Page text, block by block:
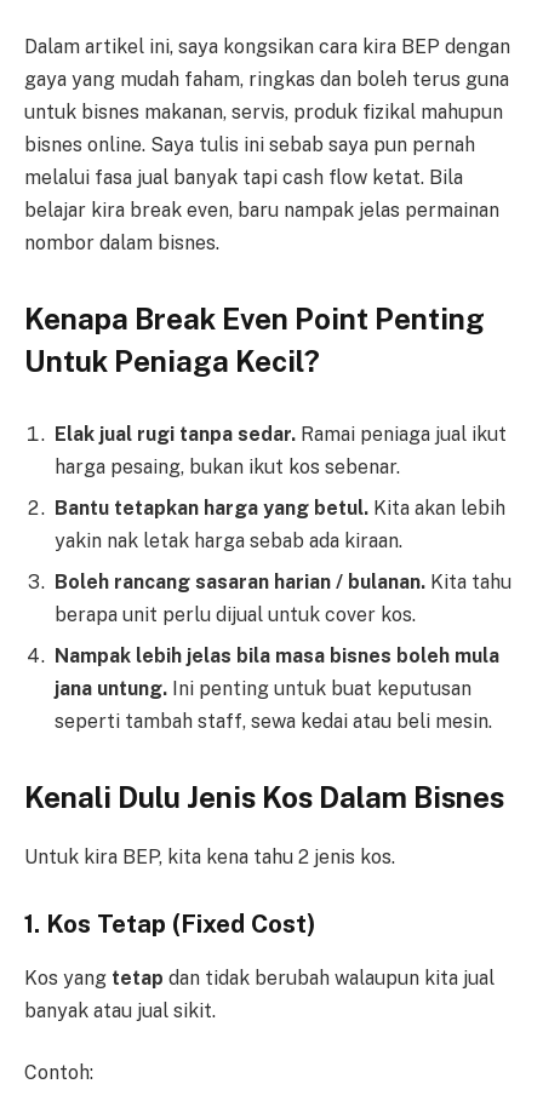
Dalam artikel ini, saya kongsikan cara kira BEP dengan
gaya yang mudah faham, ringkas dan boleh terus guna
untuk bisnes makanan, servis, produk fizikal mahupun
bisnes online. Saya tulis ini sebab saya pun pernah
melalui fasa jual banyak tapi cash flow ketat. Bila
belajar kira break even, baru nampak jelas permainan
nombor dalam bisnes.
Kenapa Break Even Point Penting
Untuk Peniaga Kecil?
Elak jual rugi tanpa sedar. Ramai peniaga jual ikut
harga pesaing, bukan ikut kos sebenar.
Bantu tetapkan harga yang betul. Kita akan lebih
yakin nak letak harga sebab ada kiraan.
Boleh rancang sasaran harian / bulanan. Kita tahu
berapa unit perlu dijual untuk cover kos.
Nampak lebih jelas bila masa bisnes boleh mula
jana untung. Ini penting untuk buat keputusan
seperti tambah staff, sewa kedai atau beli mesin.
Kenali Dulu Jenis Kos Dalam Bisnes
Untuk kira BEP, kita kena tahu 2 jenis kos.
1. Kos Tetap (Fixed Cost)
Kos yang tetap dan tidak berubah walaupun kita jual
banyak atau jual sikit.
Contoh: